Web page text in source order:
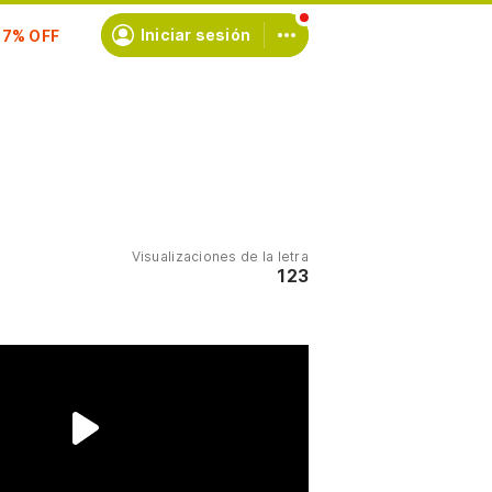
Iniciar sesión
Visualizaciones de la letra
123